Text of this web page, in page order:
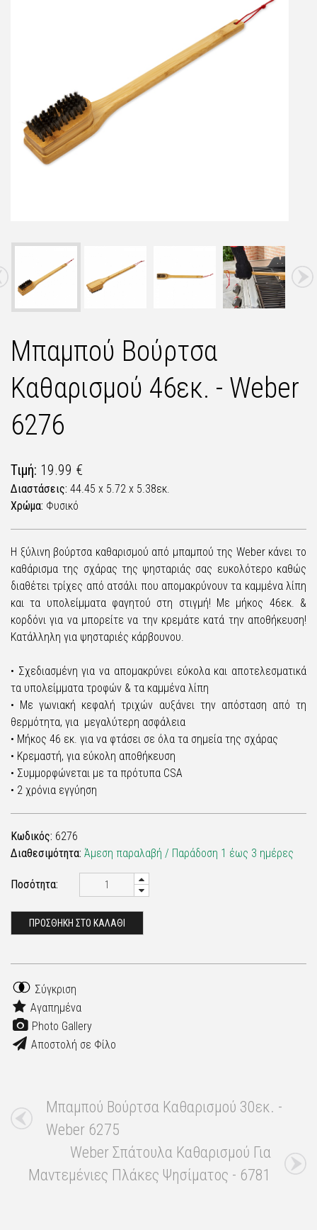
Μπαμπού Βούρτσα
Καθαρισμού 46εκ. - Weber
6276
Τιμή: 19.99 €
Διαστάσεις: 44.45 x 5.72 x 5.38εκ.
Χρώμα: Φυσικό
Η ξύλινη βούρτσα καθαρισμού από μπαμπού της Weber κάνει το
καθάρισμα της σχάρας της ψησταριάς σας ευκολότερο καθώς
διαθέτει τρίχες από ατσάλι που απομακρύνουν τα καμμένα λίπη
και τα υπολείμματα φαγητού στη στιγμή! Με μήκος 46εκ. &
κορδόνι για να μπορείτε να την κρεμάτε κατά την αποθήκευση!
Κατάλληλη για ψησταριές κάρβουνου.
• Σχεδιασμένη για να απομακρύνει εύκολα και αποτελεσματικά
τα υπολείμματα τροφών & τα καμμένα λίπη
• Με γωνιακή κεφαλή τριχών αυξάνει την απόσταση από τη
θερμότητα, για μεγαλύτερη ασφάλεια
• Μήκος 46 εκ. για να φτάσει σε όλα τα σημεία της σχάρας
• Κρεμαστή, για εύκολη αποθήκευση
• Συμμορφώνεται με τα πρότυπα CSA
• 2 χρόνια εγγύηση
Κωδικός: 6276
Διαθεσιμότητα: Άμεση παραλαβή / Παράδoση 1 έως 3 ημέρες
Ποσότητα:
ΠΡΟΣΘΗΚΗ ΣΤΟ ΚΑΛΑΘΙ
Σύγκριση
Αγαπημένα
Photo Gallery
Αποστολή σε Φίλο
Μπαμπού Βούρτσα Καθαρισμού 30εκ. -
Weber 6275
Weber Σπάτουλα Καθαρισμού Για
Μαντεμένιες Πλάκες Ψησίματος - 6781